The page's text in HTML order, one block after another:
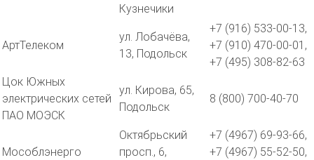
Кузнечики
АртТелеком
ул. Лобачёва,
13, Подольск
+7 (916) 533-00-13,
+7 (910) 470-00-01,
+7 (495) 308-82-63
Цок Южных
электрических сетей
ПАО МОЭСК
ул. Кирова, 65,
Подольск
8 (800) 700-40-70
Мособлэнерго
Октябрьский
просп., 6,
+7 (4967) 69-93-66,
+7 (4967) 55-52-50,